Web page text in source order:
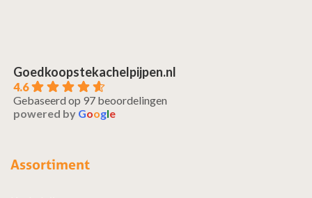
Goedkoopstekachelpijpen.nl
4.6
Gebaseerd op 97 beoordelingen
powered by Google
Assortiment